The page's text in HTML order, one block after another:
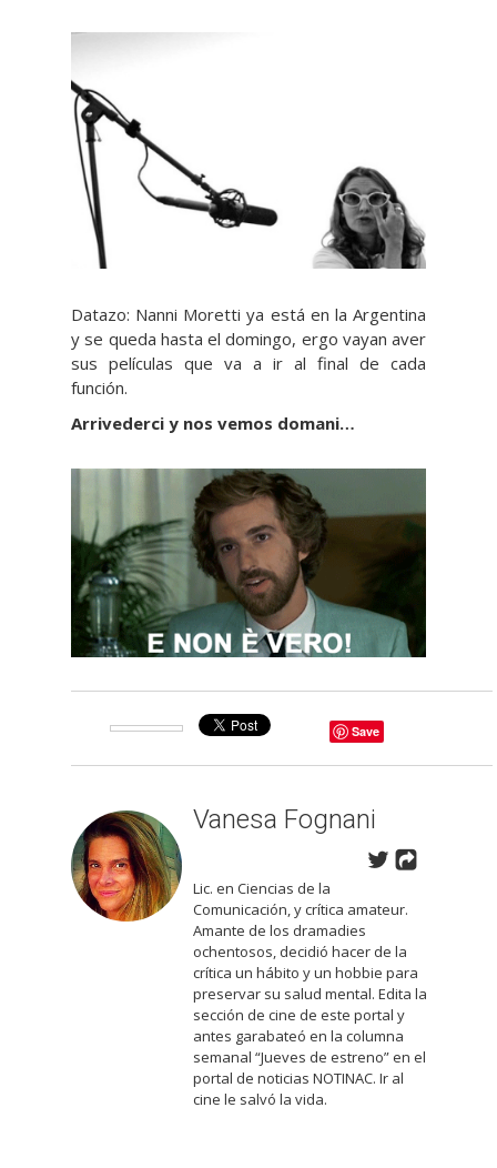
Datazo: Nanni Moretti ya está en la Argentina
y se queda hasta el domingo, ergo vayan aver
sus películas que va a ir al final de cada
función.
Arrivederci y nos vemos domani…
Save
Vanesa Fognani
Lic. en Ciencias de la
Comunicación, y crítica amateur.
Amante de los dramadies
ochentosos, decidió hacer de la
crítica un hábito y un hobbie para
preservar su salud mental. Edita la
sección de cine de este portal y
antes garabateó en la columna
semanal “Jueves de estreno” en el
portal de noticias NOTINAC. Ir al
cine le salvó la vida.